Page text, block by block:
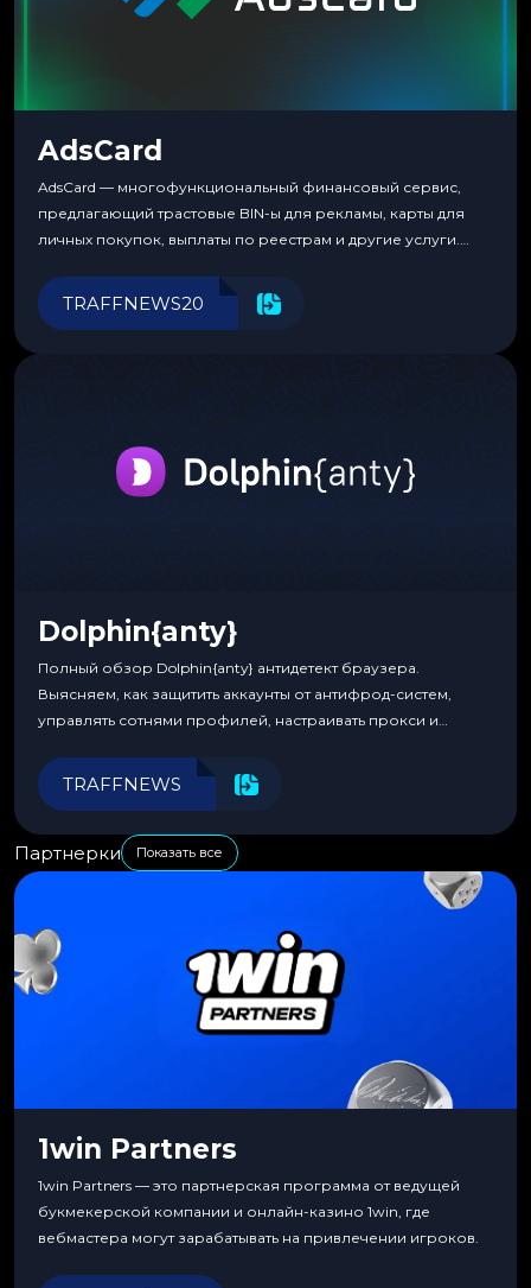
AdsCard
AdsCard — многофункциональный финансовый сервис,
предлагающий трастовые BIN-ы для рекламы, карты для
личных покупок, выплаты по реестрам и другие услуги.
инструменты для управления финансами.
TRAFFNEWS20
Dolphin{anty}
Полный обзор Dolphin{anty} антидетект браузера.
Выясняем, как защитить аккаунты от антифрод-систем,
управлять сотнями профилей, настраивать прокси и
эффективности.
TRAFFNEWS
Партнерки Показать все
1win Partners
1win Partners — это партнерская программа от ведущей
букмекерской компании и онлайн-казино 1win, где
вебмастера могут зарабатывать на привлечении игроков.